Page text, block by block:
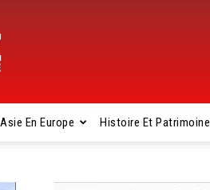
Asie En Europe Histoire Et Patrimoine